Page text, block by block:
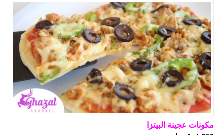
مكونات عجينة البيتزا